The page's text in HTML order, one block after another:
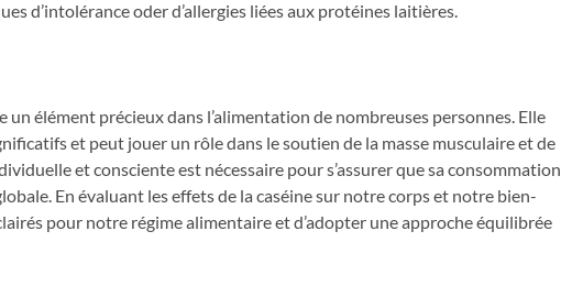
d’intolérance oder d’allergies liées aux protéines laitières.
un élément précieux dans l’alimentation de nombreuses personnes. Elle
et peut jouer un rôle dans le soutien de la masse musculaire et de
et consciente est nécessaire pour s’assurer que sa consommation
En évaluant les effets de la caséine sur notre corps et notre bien-
pour notre régime alimentaire et d’adopter une approche équilibrée